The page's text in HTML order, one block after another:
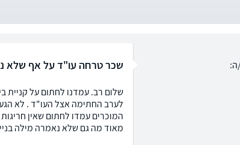
שכר טרחה עו"ד על אף שלא
שלום רב. עמדנו לחתום על קניית
לערב החתימה אצל העו"ד . לא
המוכרים עמדו לחתום שאין
מאוד מה גם שלא נאמרה מילה